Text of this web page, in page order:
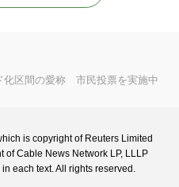
化区間の愛称 市民投票を実施中
is copyright of Reuters Limited
of Cable News Network LP, LLLP
each text. All rights reserved.